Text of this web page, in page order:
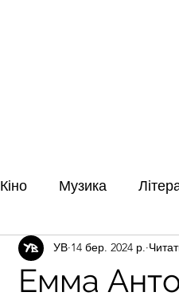
Кіно Музика
Емма
УВ 14 бер. 2024 р.